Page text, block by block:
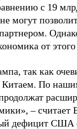
с 19
могут
от
так как
По
–
дефицит США